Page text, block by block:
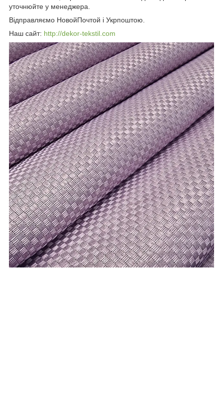
уточнюйте у менеджера.
Відправляємо НовойПочтой і Укрпоштою.
Наш сайт: http://dekor-tekstil.com